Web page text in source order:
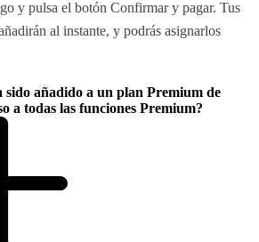
y pulsa el botón Confirmar y pagar. Tus
al instante, y podrás asignarlos
sido añadido a un plan Premium de
a todas las funciones Premium?